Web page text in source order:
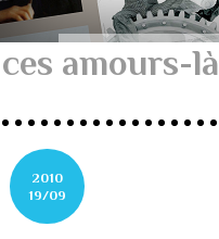
ces amours-là
2010
19/09